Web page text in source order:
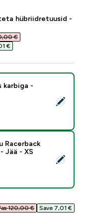
hübriidretuusid -
€‎
€‎
koos karbiga - Roosa
karbiga -
Racerback
Racerback
Jää - XS
120,00 €‎ Save 7,01 €‎